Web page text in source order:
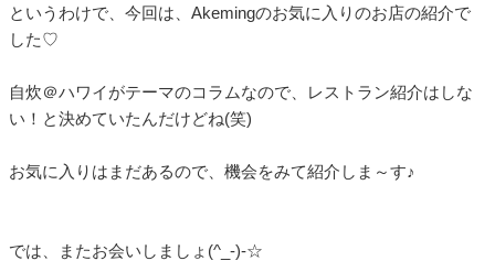
というわけで、今回は、Akemingのお気に入りのお店の紹介で
した♡
自炊＠ハワイがテーマのコラムなので、レストラン紹介はしな
い！と決めていたんだけどね(笑)
お気に入りはまだあるので、機会をみて紹介しま～す♪
では、またお会いしましょ(^_-)-☆